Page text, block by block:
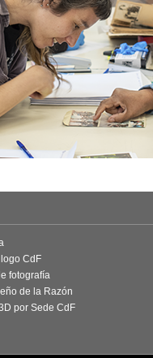
CdF
fotografía
de la Razón
por Sede CdF